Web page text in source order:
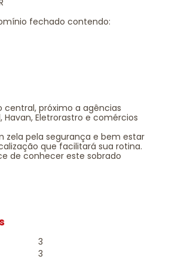
fechado contendo:
central, próximo a agências
Havan, Eletrorastro e comércios
zela pela segurança e bem estar
que facilitará sua rotina.
de conhecer este sobrado
3
3